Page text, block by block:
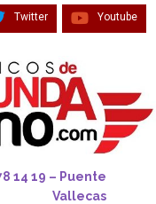
Twitter Youtube
– Puente
Vallecas